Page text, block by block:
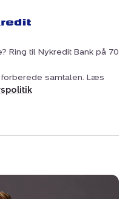
Ring til Nykredit Bank på 70
samtalen. Læs